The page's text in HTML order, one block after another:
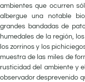
ambientes que ocurren
albergue una notable
grandes bandadas de
humedales de la región,
los zorrinos y los
muestra de las miles de
rusticidad del ambiente y
observador desprevenido